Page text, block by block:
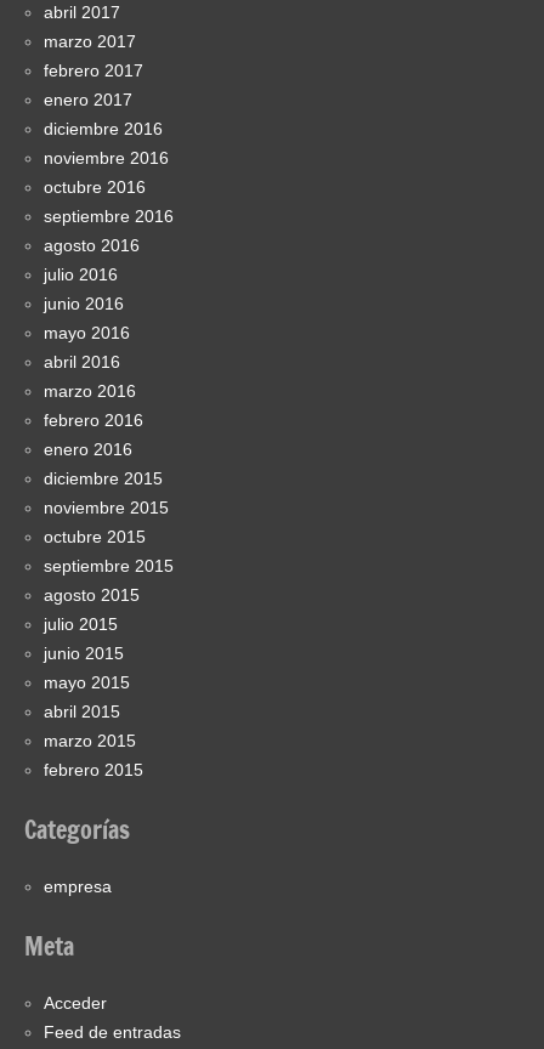
abril 2017
marzo 2017
febrero 2017
enero 2017
diciembre 2016
noviembre 2016
octubre 2016
septiembre 2016
agosto 2016
julio 2016
junio 2016
mayo 2016
abril 2016
marzo 2016
febrero 2016
enero 2016
diciembre 2015
noviembre 2015
octubre 2015
septiembre 2015
agosto 2015
julio 2015
junio 2015
mayo 2015
abril 2015
marzo 2015
febrero 2015
Categorías
empresa
Meta
Acceder
Feed de entradas